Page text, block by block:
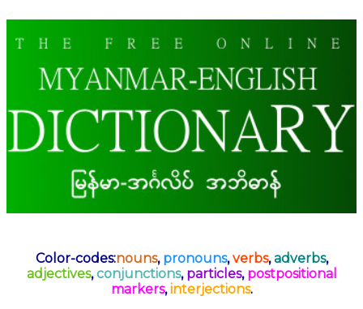
Color-codes:nouns, pronouns,verbs,adverbs,
adjectives,conjunctions, particles, postpositional
markers,interjections.